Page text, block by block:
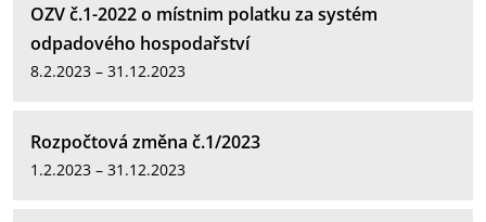
OZV č.1-2022 o místnim polatku za systém
odpadového hospodařství
8.2.2023 – 31.12.2023
Rozpočtová změna č.1/2023
1.2.2023 – 31.12.2023